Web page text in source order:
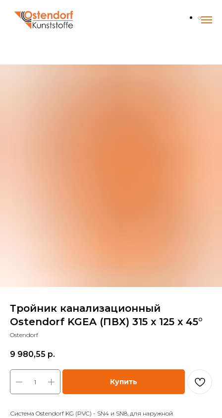
Тройник канализационный
Ostendorf KGEA (ПВХ) 315 x 125 x 45°
Ostendorf
9 980,55 р.
Купить
Система Ostendorf KG (PVC) - SN4 и SN8, для наружной